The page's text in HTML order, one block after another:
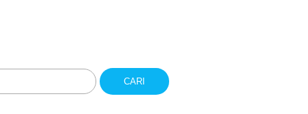
CARI